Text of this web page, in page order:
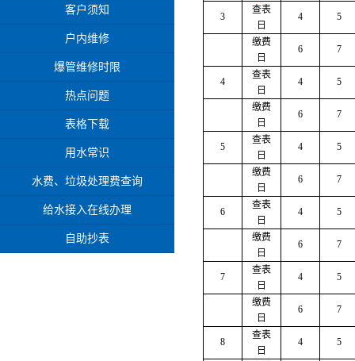
客户须知
户内维修
爆管维修时限
热点问题
表格下载
用水常识
水费、垃圾处理费查询
给水接入在线办理
自助抄表
3
查表
日
4 5
缴费
日
6 7
4
查表
日
4 5
缴费
日
6 7
5
查表
日
4 5
缴费
日
6 7
6
查表
日
4 5
缴费
日
6 7
7
查表
日
4 5
缴费
日
6 7
8
查表
日
4 5